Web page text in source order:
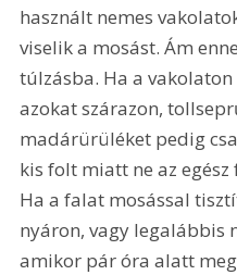
használt nemes
viselik a mosást. Ám
túlzásba. Ha a
azokat szárazon,
madárürüléket pedig
kis folt miatt ne az
Ha a falat mosással
nyáron, vagy legalábbis
amikor pár óra alatt